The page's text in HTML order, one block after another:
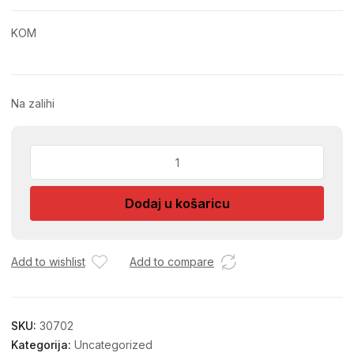
KOM
Na zalihi
količina
Dodaj u košaricu
Add to wishlist Add to compare
SKU: 30702
Kategorija: Uncategorized